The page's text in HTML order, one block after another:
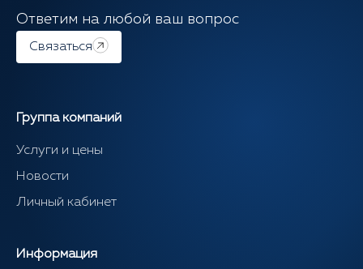
Ответим на любой ваш вопрос
Связаться
Группа компаний
Услуги и цены
Новости
Личный кабинет
Информация